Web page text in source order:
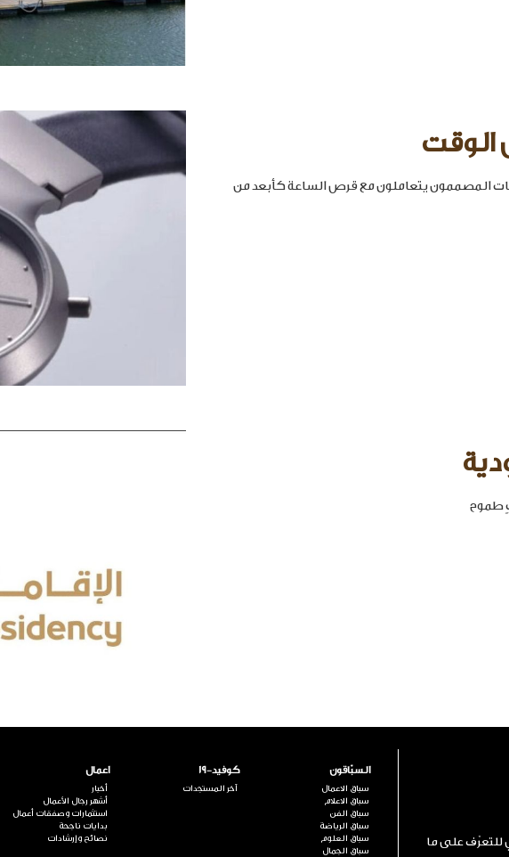
الوقت
بات المصممون يتعاملون مع قرص الساعة كأبعد من
طموح
السبّاقون
سباق الاعمال
سباق الاعلام
سباق الفن
سباق الرياضة
سباق العلوم
سباق الجمال
كوفيد-19
آخر المستجدات
اعمال
أخبار
أشهر رجال الأعمال
استثمارات وصفقات أعمال
بدايات ناجحة
نصائح وإرشادات
للتعرّف على ما